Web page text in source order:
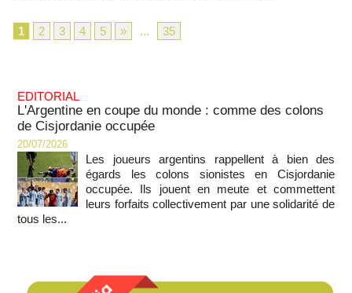
1 2 3 4 5 » ... 35
EDITORIAL
L'Argentine en coupe du monde : comme des colons
de Cisjordanie occupée
20/07/2026
Les joueurs argentins rappellent à bien des
égards les colons sionistes en Cisjordanie
occupée. Ils jouent en meute et commettent
leurs forfaits collectivement par une solidarité de
tous les...